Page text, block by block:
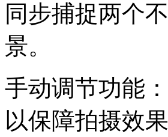
同步捕捉两个
景。
手动调节功能
以保障拍摄效